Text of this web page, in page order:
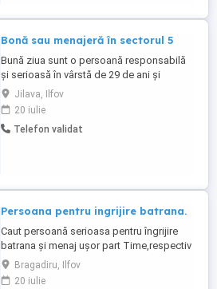
Bonă sau menajeră în sectorul 5
Bună ziua sunt o persoană responsabilă
și serioasă în vârstă de 29 de ani și
locuiesc în sectorul 5 îmi ofer serviciile
pentru îngrijirea copiilor și a persoanelor
în vârstă sau pentru menaj și curățenie În
București sunt serioasă punctuală și gata
Jilava, Ilfov
20 iulie
Telefon validat
Persoana pentru ingrijire batrana.
Caut persoană serioasa pentru îngrijire
batrana și menaj ușor part Time,respectiv
3 ore zilnic,în zona Boldesti Scaeni
jud.Prahova.
Bragadiru, Ilfov
20 iulie